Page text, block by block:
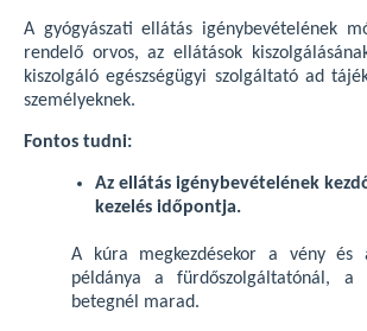
A gyógyászati ellátás igénybevételének
rendelő orvos, az ellátások
kiszolgáló egészségügyi szolgáltató ad
személyeknek.
Fontos tudni:
Az ellátás igénybevételének
kezelés időpontja.
A kúra megkezdésekor a vény és
példánya a fürdőszolgáltatónál, a
betegnél marad.